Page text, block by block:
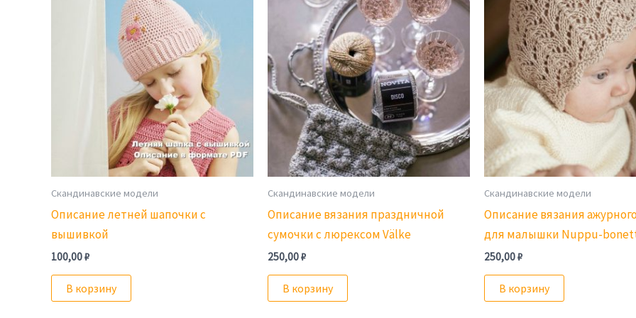
Скандинавские модели
Описание летней шапочки с
вышивкой
100,00₽
В корзину
Скандинавские модели
Описание вязания праздничной
сумочки с люрексом Välke
250,00₽
В корзину
Скандинавские модели
Описание вязания
для малышки Nuppu-
250,00₽
В корзину